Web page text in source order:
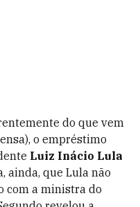
do que vem
o empréstimo
Luiz Inácio Lula
ainda, que Lula não
com a ministra do